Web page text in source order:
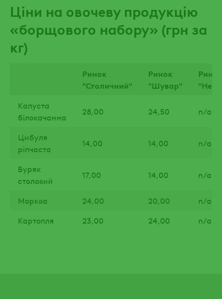
Ціни на овочеву продукцію
«борщового набору» (грн за
кг)
Ринок
"Столичний"
Ринок
"Шувар"
Ринок
Капуста
білокачанна
28,00 24,50 n/a
Цибуля
ріпчаста
14,00 14,00 n/a
Буряк
столовий
17,00 14,00 n/a
Морква 24,00 20,00
n/a
Картопля
23,00 24,00 n/a